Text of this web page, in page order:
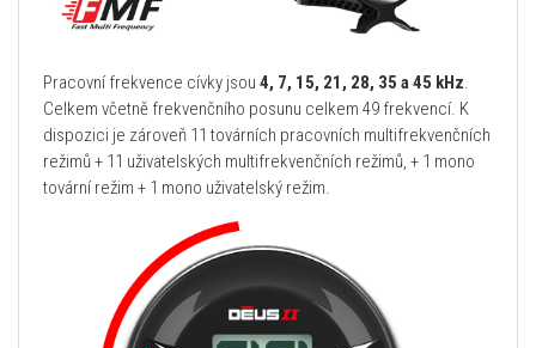
Pracovní frekvence cívky jsou 4, 7, 15, 21, 28, 35 a 45 kHz.
Celkem včetně frekvenčního posunu celkem 49 frekvencí. K
dispozici je zároveň 11 továrních pracovních multifrekvenčních
režimů + 11 uživatelských multifrekvenčních režimů, + 1 mono
tovární režim + 1 mono uživatelský režim.